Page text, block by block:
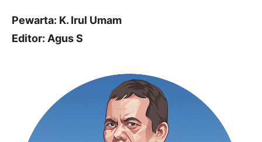
Pewarta: K. Irul Umam
Editor: Agus S